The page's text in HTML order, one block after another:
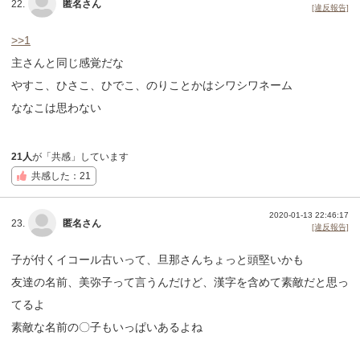
22. 匿名さん
[違反報告]
>>1
主さんと同じ感覚だな
やすこ、ひさこ、ひでこ、のりことかはシワシワネーム
ななこは思わない
21人が「共感」しています
共感した：21
23. 匿名さん
2020-01-13 22:46:17
[違反報告]
子が付くイコール古いって、旦那さんちょっと頭堅いかも
友達の名前、美弥子って言うんだけど、漢字を含めて素敵だと思っ
てるよ
素敵な名前の〇子もいっぱいあるよね